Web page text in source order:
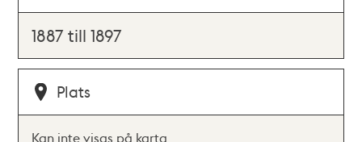
1887 till 1897
Plats
Kan inte visas på karta